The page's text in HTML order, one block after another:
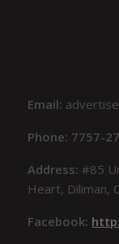
Email:
Phone: 7757-
Address:#85
Heart, Diliman,
Facebook: